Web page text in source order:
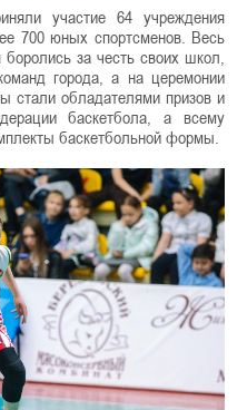
участие 64 учреждения
700 юных спортсменов. Весь
за честь своих школ,
города, а на церемонии
стали обладателями призов и
баскетбола, а всему
баскетбольной формы.